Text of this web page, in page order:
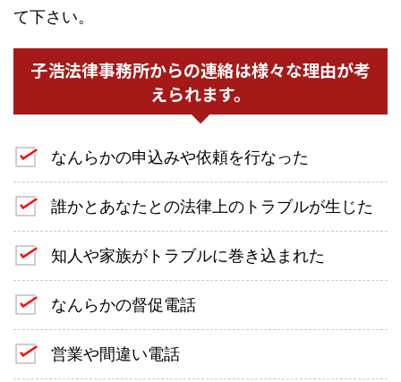
て下さい。
子浩法律事務所からの連絡は様々な理由が考
えられます。
なんらかの申込みや依頼を行なった
誰かとあなたとの法律上のトラブルが生じた
知人や家族がトラブルに巻き込まれた
なんらかの督促電話
営業や間違い電話